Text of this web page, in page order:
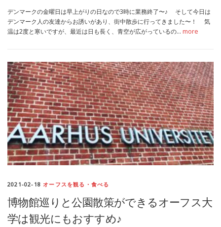
デンマークの金曜日は早上がりの日なので3時に業務終了〜♪ そして今日は
デンマーク人の友達からお誘いがあり、街中散歩に行ってきました〜！ 気
温は2度と寒いですが、最近は日も長く、青空が広がっているの… more
2021-02-18オーフスを観る・食べる
博物館巡りと公園散策ができるオーフス大
学は観光にもおすすめ♪